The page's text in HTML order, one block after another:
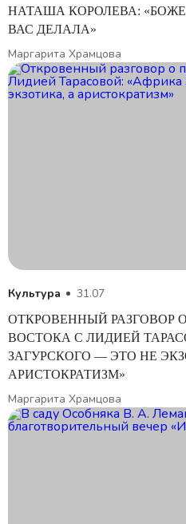
НАТАША КОРОЛЕВА:
ВАС ДЕЛАЛА»
Маргарита Храмцова
Культура 31.07
ОТКРОВЕННЫЙ РАЗГОВОР
ВОСТОКА C ЛИДИЕЙ
ЗАГУРСКОГО — ЭТО НЕ
АРИСТОКРАТИЗМ»
Маргарита Храмцова